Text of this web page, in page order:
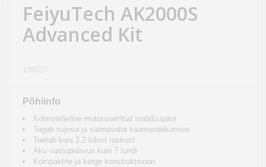
FeiyuTech AK2000S
Advanced Kit
139027
Põhiinfo
Kolmeteljeline motoriseeritud stabilisaator
Tagab sujuva ja värinavaba kaameraliikumise
Toetab kuni 2,2 kilost raskust
Aku vastupidavus kuni 7 tundi
Kompaktne ja kerge konstruktsioon
aed
Sport
hobi